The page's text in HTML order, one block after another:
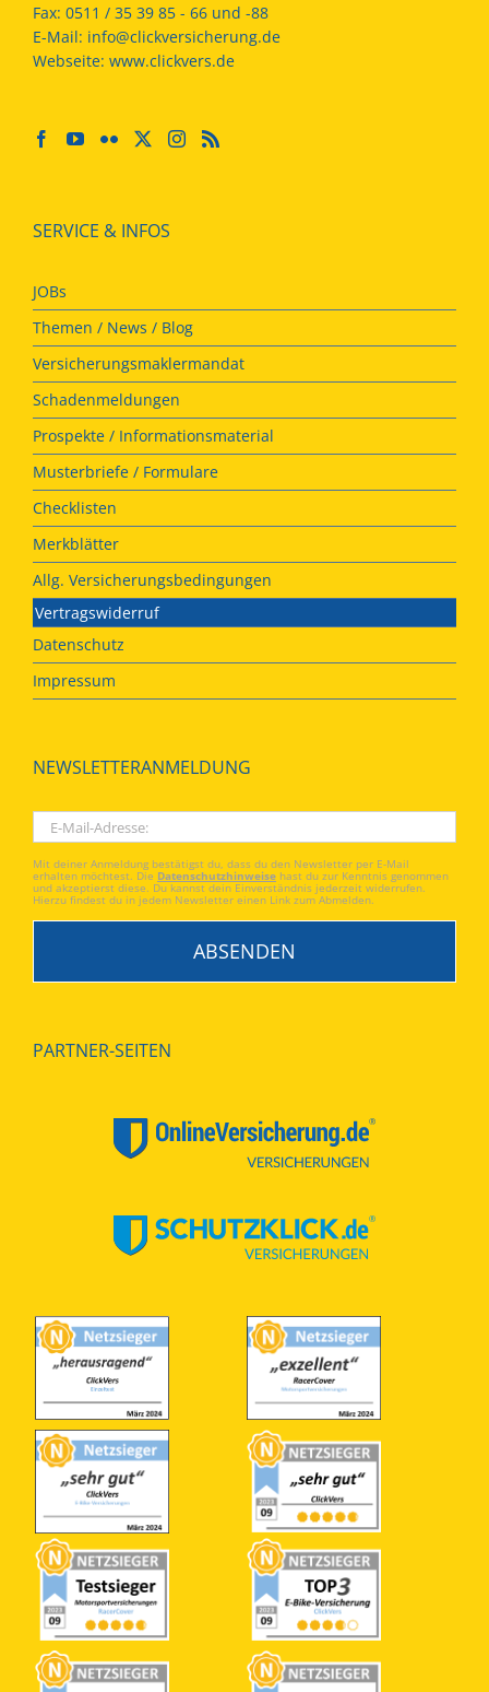
Fax: 0511 / 35 39 85 - 66 und -88
E-Mail: info@clickversicherung.de
Webseite: www.clickvers.de
SERVICE & INFOS
JOBs
Themen / News / Blog
Versicherungsmaklermandat
Schadenmeldungen
Prospekte / Informationsmaterial
Musterbriefe / Formulare
Checklisten
Merkblätter
Allg. Versicherungsbedingungen
Vertragswiderruf
Datenschutz
Impressum
NEWSLETTERANMELDUNG
Mit deiner Anmeldung bestätigst du, dass du den Newsletter per E-Mail
erhalten möchtest. Die Datenschutzhinweise hast du zur Kenntnis genommen
und akzeptierst diese. Du kannst dein Einverständnis jederzeit widerrufen.
Hierzu findest du in jedem Newsletter einen Link zum Abmelden.
PARTNER-SEITEN